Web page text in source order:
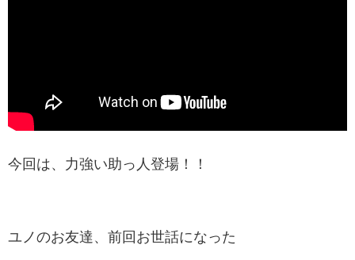
今回は、力強い助っ人登場！！
ユノのお友達、前回お世話になった